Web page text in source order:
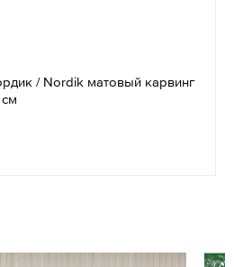
/ Nordik матовый карвинг